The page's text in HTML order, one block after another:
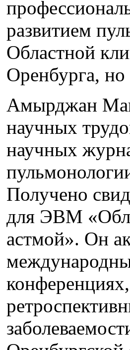
развитием
Областной
Оренбурга, но
Амырджан
научных
научных
Получено
для ЭВМ
астмой». Он